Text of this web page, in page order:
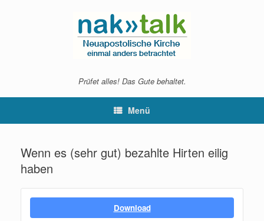
Prüfet alles! Das Gute behaltet.
Menü
Wenn es (sehr gut) bezahlte Hirten eilig
haben
Download